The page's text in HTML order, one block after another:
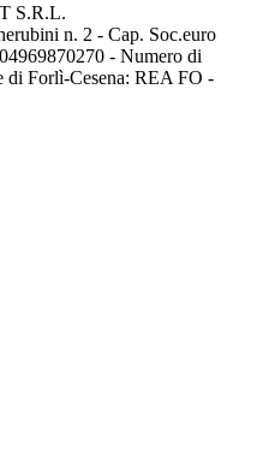
S.R.L.
n. 2 - Cap. Soc.euro
- Numero di
di Forlì-Cesena: REA FO -